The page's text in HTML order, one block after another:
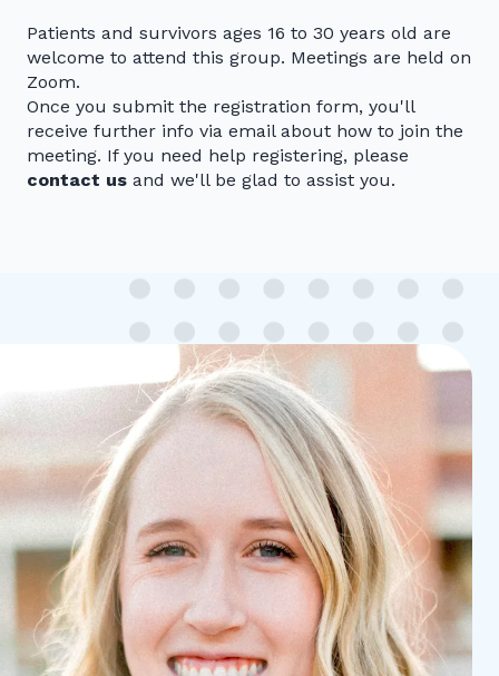
Patients and survivors ages 16 to 30 years old are
welcome to attend this group. Meetings are held on
Zoom.
Once you submit the registration form, you'll
receive further info via email about how to join the
meeting. If you need help registering, please
contact us and we'll be glad to assist you.